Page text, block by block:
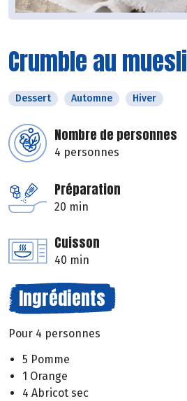
Crumble au muesli
Dessert Automne Hiver
Nombre de personnes
4 personnes
Préparation
20 min
Cuisson
40 min
Ingrédients
Pour 4 personnes
5 Pomme
1 Orange
4 Abricot sec